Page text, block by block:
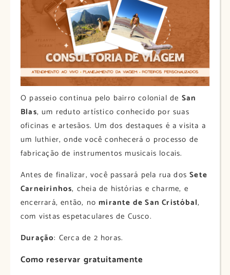
O passeio continua pelo bairro colonial de San
Blas, um reduto artístico conhecido por suas
oficinas e artesãos. Um dos destaques é a visita a
um luthier, onde você conhecerá o processo de
fabricação de instrumentos musicais locais.
Antes de finalizar, você passará pela rua dosSete
Carneirinhos, cheia de histórias e charme, e
encerrará, então, nomirante de San Cristóbal,
com vistas espetaculares de Cusco.
Duração: Cerca de 2 horas.
Como reservar gratuitamente